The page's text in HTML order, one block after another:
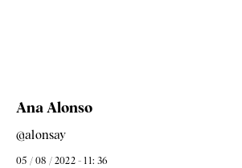
Ana Alonso
@alonsay
05 / 08 / 2022 - 11: 36